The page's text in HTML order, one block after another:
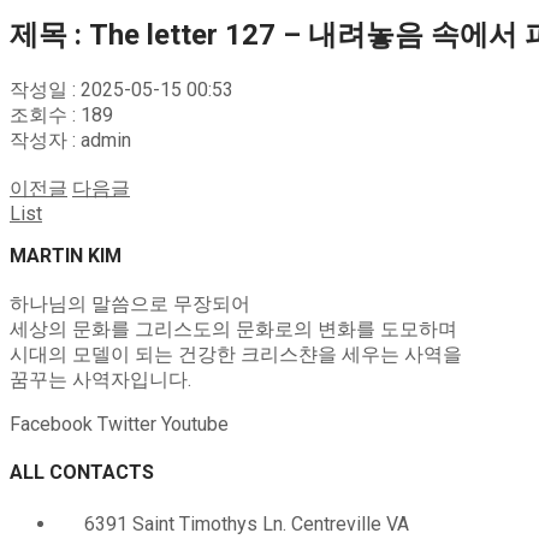
제목 : The letter 127 – 내려놓음 속에서
작성일 : 2025-05-15 00:53
조회수 : 189
작성자 : admin
이전글 다음글
List
MARTIN KIM
하나님의 말씀으로 무장되어
세상의 문화를 그리스도의 문화로의 변화를 도모하며
시대의 모델이 되는 건강한 크리스챤을 세우는 사역을
꿈꾸는 사역자입니다.
Facebook Twitter Youtube
ALL CONTACTS
6391 Saint Timothys Ln. Centreville VA